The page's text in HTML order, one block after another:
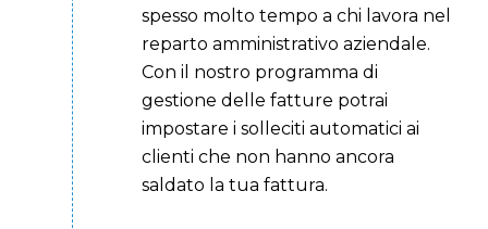
spesso molto tempo a chi lavora nel
reparto amministrativo aziendale.
Con il nostro programma di
gestione delle fatture potrai
impostare i solleciti automatici ai
clienti che non hanno ancora
saldato la tua fattura.